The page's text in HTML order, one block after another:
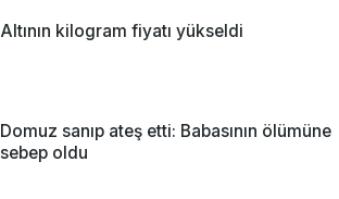
Altının kilogram fiyatı yükseldi
Domuz sanıp ateş etti: Babasının ölümüne
sebep oldu